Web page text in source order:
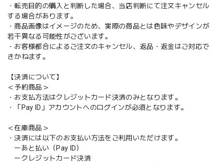
・転売目的の購入と判断した場合、当店判断にて注文キャンセル
する場合があります。
・商品画像はイメージのため、実際の商品とは色味やデザインが
若干異なる可能性がございます。
・お客様都合によるご注文のキャンセル、返品・返金はご対応で
きかねます。
【決済について】
＜予約商品＞
・お支払方法はクレジットカード決済のみとなります。
・「Pay ID」アカウントへのログインが必須となります。
＜在庫商品＞
・決済には以下のお支払い方法をご利用いただけます。
ーあと払い（Pay ID）
ークレジットカード決済